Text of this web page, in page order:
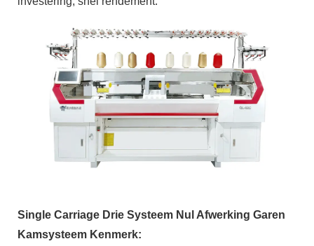
Single Carriage Drie Systeem Nul Afwerking Garen
Kamsysteem Kenmerk: